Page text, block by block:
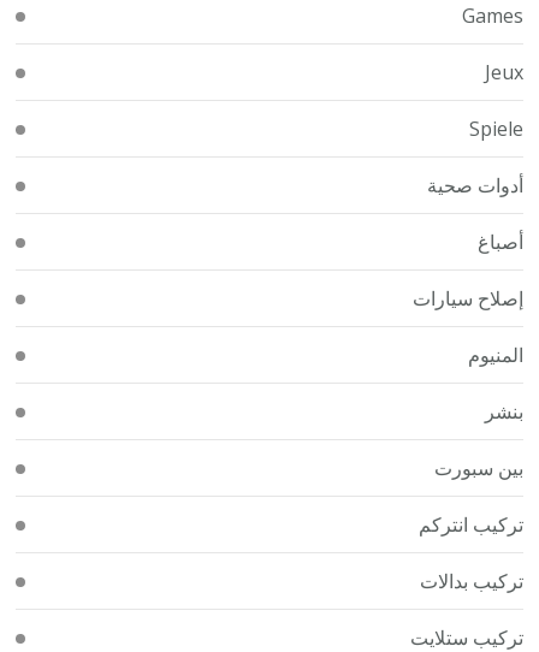
Games
Jeux
Spiele
أدوات صحية
أصباغ
إصلاح سيارات
المنيوم
بنشر
بين سبورت
تركيب انتركم
تركيب بدالات
تركيب ستلايت